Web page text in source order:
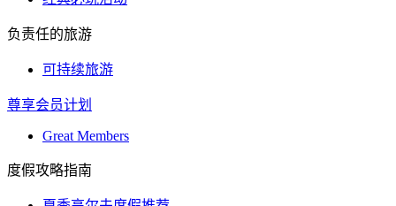
负责任的旅游
可持续旅游
尊享会员计划
Great Members
度假攻略指南